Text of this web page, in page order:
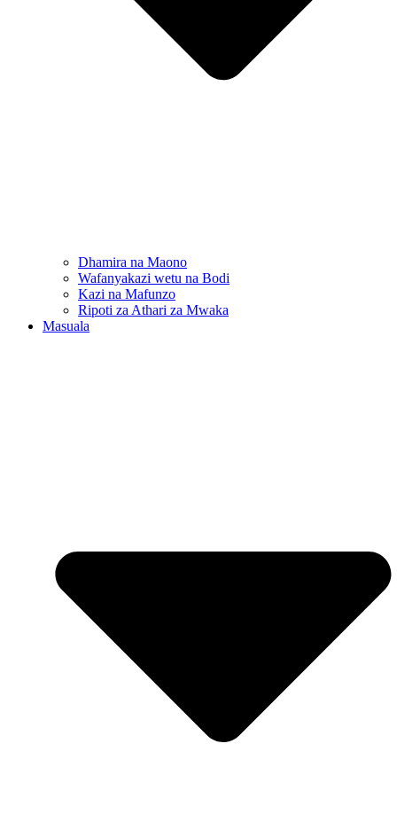
Dhamira na Maono
Wafanyakazi wetu na Bodi
Kazi na Mafunzo
Ripoti za Athari za Mwaka
Masuala